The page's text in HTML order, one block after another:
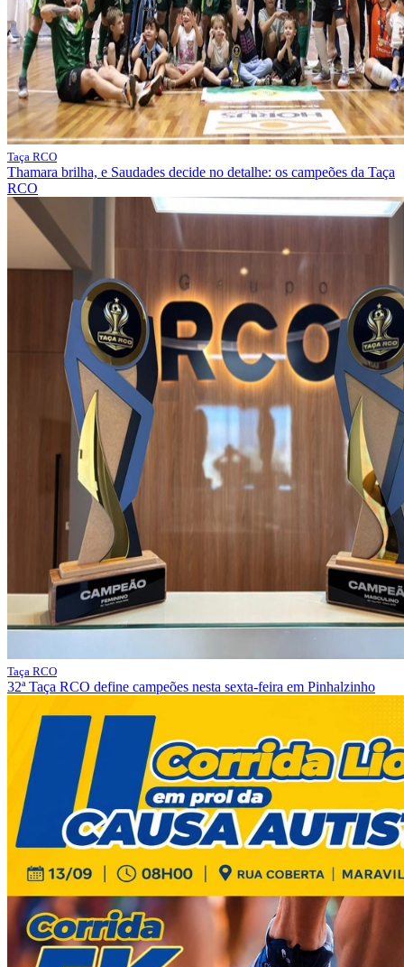
Taça RCO
Thamara brilha, e Saudades decide no detalhe: os campeões da Taça
RCO
Taça RCO
32ª Taça RCO define campeões nesta sexta-feira em Pinhalzinho